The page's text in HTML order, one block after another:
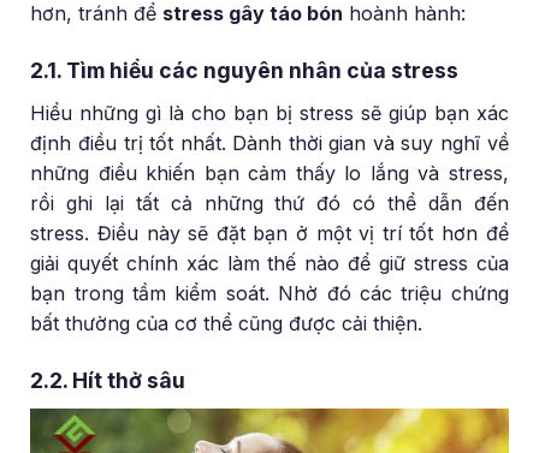
hơn, tránh để stress gây táo bón hoành hành:
2.1. Tìm hiểu các nguyên nhân của stress
Hiểu những gì là cho bạn bị stress sẽ giúp bạn xác
định điều trị tốt nhất. Dành thời gian và suy nghĩ về
những điều khiến bạn cảm thấy lo lắng và stress,
rồi ghi lại tất cả những thứ đó có thể dẫn đến
stress. Điều này sẽ đặt bạn ở một vị trí tốt hơn để
giải quyết chính xác làm thế nào để giữ stress của
bạn trong tầm kiểm soát. Nhờ đó các triệu chứng
bất thường của cơ thể cũng được cải thiện.
2.2. Hít thở sâu